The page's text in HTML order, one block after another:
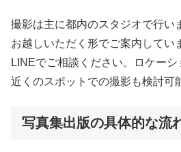
撮影は主に都内のスタジオで行い
お越しいただく形でご案内してい
LINEでご相談ください。ロケー
近くのスポットでの撮影も検討可
写真集出版の具体的な流